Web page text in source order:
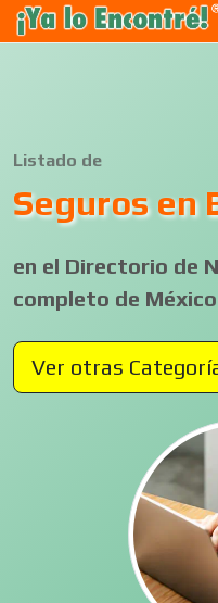
Listado de
Seguros en
en el Directorio de
completo de
Ver otras